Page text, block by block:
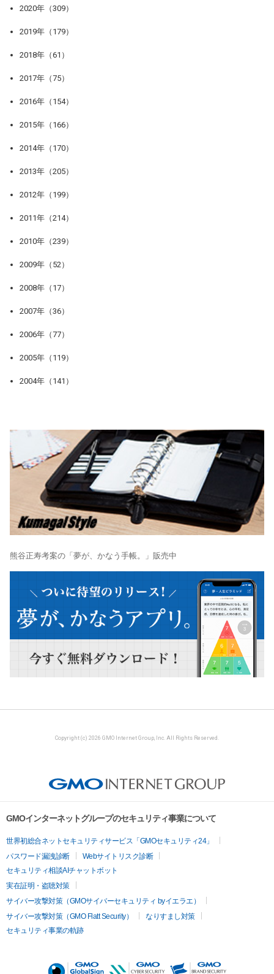
2020年（309）
2019年（179）
2018年（61）
2017年（75）
2016年（154）
2015年（166）
2014年（170）
2013年（205）
2012年（199）
2011年（214）
2010年（239）
2009年（52）
2008年（17）
2007年（36）
2006年（77）
2005年（119）
2004年（141）
熊谷正寿考案の「夢が、かなう手帳。」販売中
Copyright (c) 2026 GMO Internet Group, Inc. All Rights Reserved.
GMOインターネットグループのセキュリティ事業について
世界初総合ネットセキュリティサービス「GMOセキュリティ24」
パスワード漏洩診断
Webサイトリスク診断
セキュリティ相談AIチャットボット
実在証明・盗聴対策
サイバー攻撃対策（GMOサイバーセキュリティ byイエラエ）
サイバー攻撃対策（GMO Flatt Security）
なりすまし対策
セキュリティ事業の軌跡